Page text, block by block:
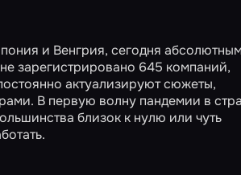
и Венгрия, сегодня абсолютным
зарегистрировано 645 компаний,
актуализируют сюжеты,
В первую волну пандемии в
близок к нулю или чуть